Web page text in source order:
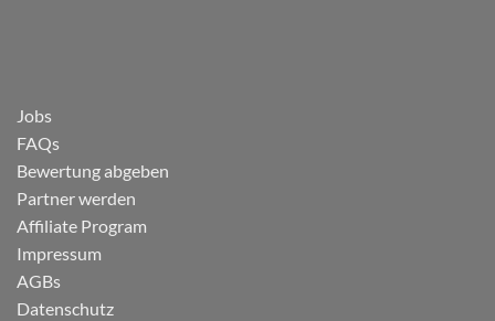
Jobs
FAQs
Bewertung abgeben
Partner werden
Affiliate Program
Impressum
AGBs
Datenschutz